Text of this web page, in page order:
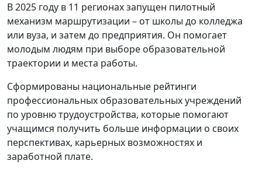
В 2025 году в 11 регионах запущен пилотный
механизм маршрутизации – от школы до колледжа
или вуза, и затем до предприятия. Он помогает
молодым людям при выборе образовательной
траектории и места работы.
Сформированы национальные рейтинги
профессиональных образовательных учреждений
по уровню трудоустройства, которые помогают
учащимся получить больше информации о своих
перспективах, карьерных возможностях и
заработной плате.